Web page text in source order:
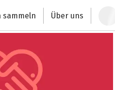
sammeln Über uns